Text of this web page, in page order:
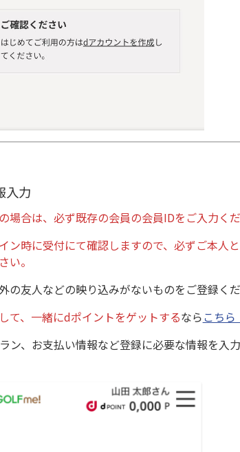
入力
場合は、必ず既存の会員の会員IDをご入力くだ
ン時に受付にて確認しますので、必ずご本人
い。
の友人などの映り込みがないものをご登録くだ
て、一緒にdポイントをゲットするなら こちら
ン、お支払い情報など登録に必要な情報を入